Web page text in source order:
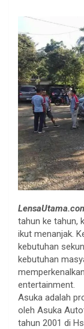
tahun ke tahun,
ikut menanjak.
kebutuhan
kebutuhan
entertainment.
Asuka adalah
oleh Asuka
tahun 2001 di